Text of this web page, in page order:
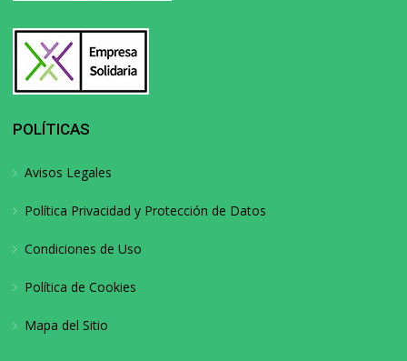
POLÍTICAS
Avisos Legales
Política Privacidad y Protección de Datos
Condiciones de Uso
Política de Cookies
Mapa del Sitio